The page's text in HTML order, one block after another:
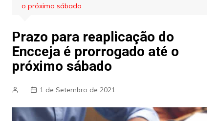
o próximo sábado
Prazo para reaplicação do
Encceja é prorrogado até o
próximo sábado
1 de Setembro de 2021